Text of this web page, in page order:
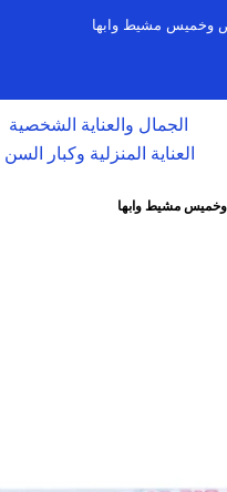
الجمال والعناية الشخصية
العناية المنزلية وكبار السن